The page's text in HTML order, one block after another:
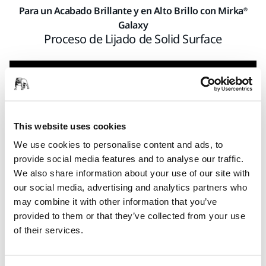
This website uses cookies
We use cookies to personalise content and ads, to
provide social media features and to analyse our traffic.
We also share information about your use of our site with
our social media, advertising and analytics partners who
may combine it with other information that you’ve
provided to them or that they’ve collected from your use
of their services.
Para un Acabado Brillante y en Alto Brillo con Mirka®
Galaxy
Proceso de Lijado de Solid Surface
El nuevo Mirka Galaxy es una opción eficaz y sencilla para
lijar Solid Surface gracias a su patrón de rayado uniforme y